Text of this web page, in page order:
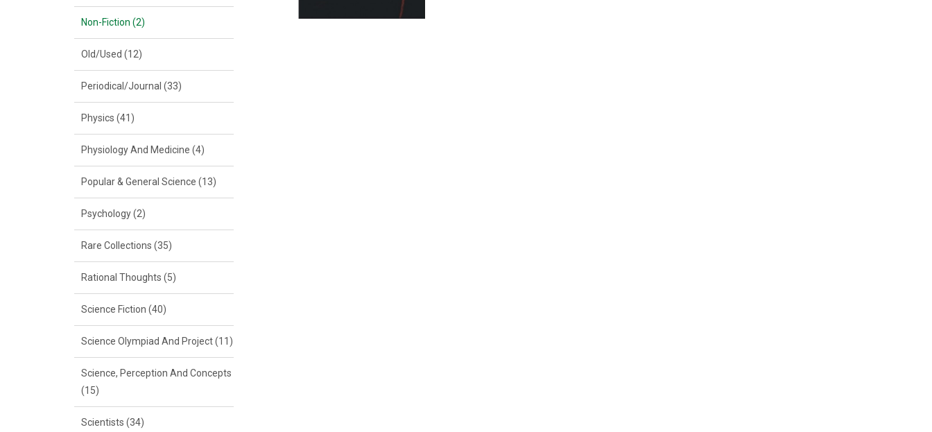
Non-Fiction (2)
Old/Used (12)
Periodical/Journal (33)
Physics (41)
Physiology And Medicine (4)
Popular & General Science (13)
Psychology (2)
Rare Collections (35)
Rational Thoughts (5)
Science Fiction (40)
Science Olympiad And Project (11)
Science, Perception And Concepts
(15)
Scientists (34)